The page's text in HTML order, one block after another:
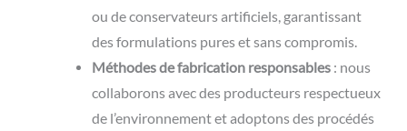
ou de conservateurs artificiels, garantissant
des formulations pures et sans compromis.
Méthodes de fabrication responsables : nous
collaborons avec des producteurs respectueux
de l’environnement et adoptons des procédés